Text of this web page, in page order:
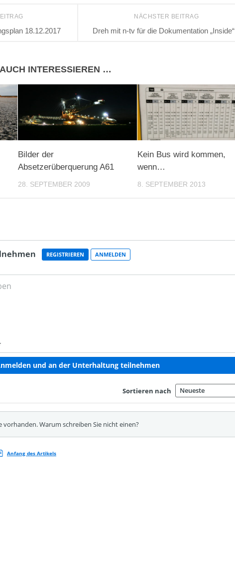
NÄCHSTER BEITRAG
Dreh mit n-tv für die Dokumentation „Inside“
18.12.2017
INTERESSIEREN …
Bilder der
Absetzerüberquerung A61
28. SEPTEMBER 2009
Kein Bus wird kommen,
wenn…
8. SEPTEMBER 2013